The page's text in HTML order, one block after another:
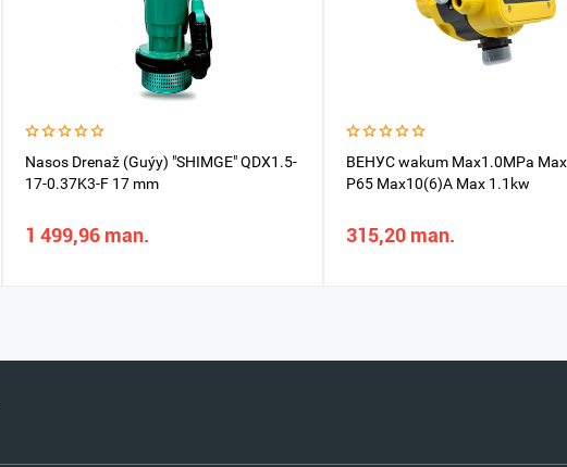
Nasos Drenaž (Guýy) "SHIMGE" QDX1.5-
17-0.37K3-F 17 mm
1 499,96 man.
ВЕНУС wakum Max1.0MPa
P65 Max10(6)A Max 1.1kw
315,20 man.